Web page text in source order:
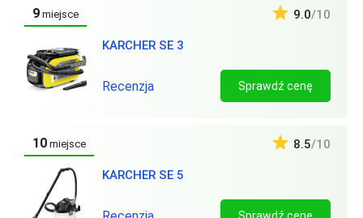
9 miejsce
KARCHER SE 3
9.0/10
Recenzja Sprawdź cenę
10 miejsce
KARCHER SE 5
8.5/10